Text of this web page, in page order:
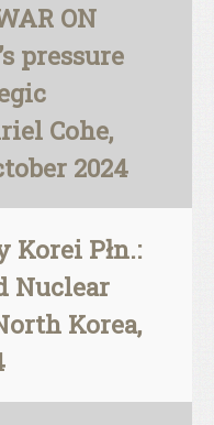
ON
pressure
Cohe,
2024
Korei Płn.:
Nuclear
Korea,